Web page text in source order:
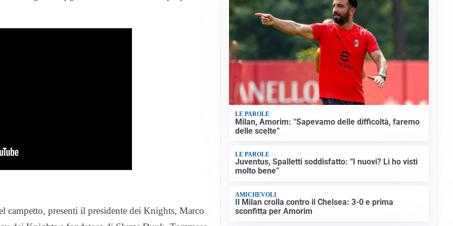
campetto, presenti il presidente dei Knights, Marco
LE PAROLE
Milan, Amorim: “Sapevamo delle difficoltà, faremo
delle scelte”
LE PAROLE
Juventus, Spalletti soddisfatto: “I nuovi? Li ho visti
molto bene”
AMICHEVOLI
Il Milan crolla contro il Chelsea: 3-0 e prima
sconfitta per Amorim